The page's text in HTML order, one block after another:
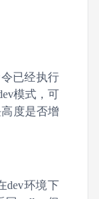
令已经执行
模式，可
高度是否增
dev环境下